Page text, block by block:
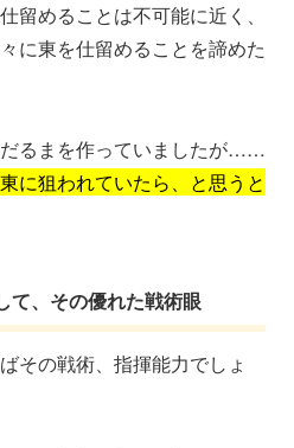
留めることは不可能に近く、
に東を仕留めることを諦めた
だるまを作っていましたが……
に狙われていたら、と思うと
て、その優れた戦術眼
その戦術、指揮能力でしょ